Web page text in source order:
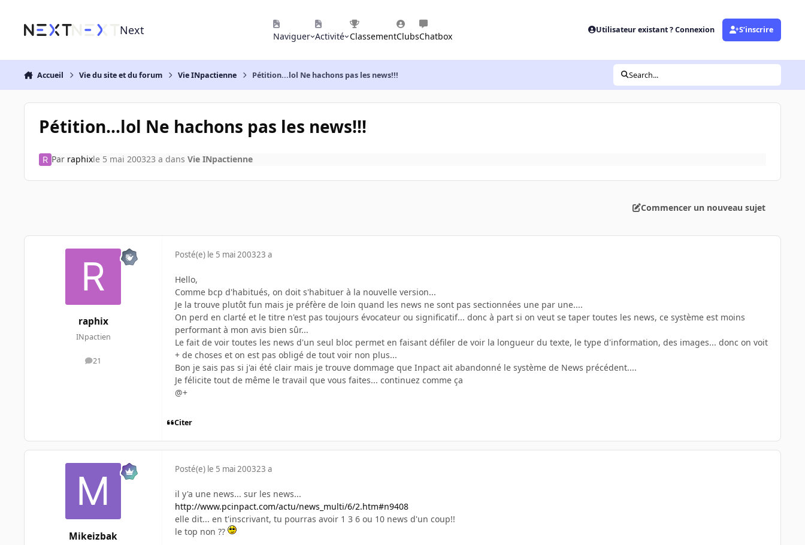
Next Naviguer Activité ClassementClubsChatbox
Utilisateur existant ? Connexion S’inscrire
Accueil Vie du site et du forum Vie INpactienne Pétition...lol Ne hachons pas les news!!! Search...
Pétition...lol Ne hachons pas les news!!!
Par raphixle 5 mai 200323 a dans Vie INpactienne
Commencer un nouveau sujet
raphix
INpactien
21
messages
Posté(e) le 5 mai 200323 a
Hello,
Comme bcp d'habitués, on doit s'habituer à la nouvelle version...
Je la trouve plutôt fun mais je préfère de loin quand les news ne sont pas sectionnées une par une....
On perd en clarté et le titre n'est pas toujours évocateur ou significatif... donc à part si on veut se taper toutes les news, ce système est moins
performant à mon avis bien sûr...
Le fait de voir toutes les news d'un seul bloc permet en faisant défiler de voir la longueur du texte, le type d'information, des images... donc on voit
+ de choses et on est pas obligé de tout voir non plus...
Bon je sais pas si j'ai été clair mais je trouve dommage que Inpact ait abandonné le système de News précédent....
Je félicite tout de même le travail que vous faites... continuez comme ça
@+
Citer
Mikeizbak
Posté(e) le 5 mai 200323 a
il y'a une news... sur les news...
http://www.pcinpact.com/actu/news_multi/6/2.htm#n9408
elle dit... en t'inscrivant, tu pourras avoir 1 3 6 ou 10 news d'un coup!!
le top non ??